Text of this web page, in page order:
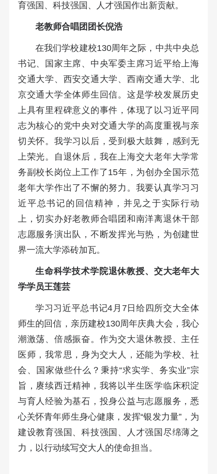
育强国、科技强国、人才强国作出新贡献。
老教师合唱团团长倪浩
在我们学校建校130周年之际，中共中央总
书记、国家主席、中央军委主席习近平给上海
交通大学、西安交通大学、西南交通大学、北
京交通大学全体师生回信。这是学校发展历史
上具有里程碑意义的事件，体现了以习近平同
志为核心的党中央对交通大学的高度重视与亲
切关怀。我学习以后，受到极大鼓舞，感到无
上荣光。自退休后，我在上海交大老年大学常
务副校长岗位上工作了15年，为创办全国示范
老年大学作出了不懈的努力。我要认真学习习
近平总书记的回信精神，并见之于实际行动
上，切实办好老教师合唱团和南洋离退休干部
志愿服务演出队，不断发挥光与热，为创建世
界一流大学添砖加瓦。
生命科学技术学院退休教授、交大老年大
学学员王莲芸
学习习近平总书记4月7日给四所交大全体
师生的回信，亲历建校130周年庆典大会，我心
潮激荡、倍感振奋。作为交大退休教授、主任
医师，我常思，身为交大人，还能为学校、社
会、国家做些什么？秉持“求实学、务实业”宗
旨，赓续西迁精神，我将以半生医学临床积淀
与育人经验为基石，投身公益与志愿服务，悉
心关怀青年师生身心健康，发挥“银发力量”，为
建设教育强国、科技强国、人才强国尽绵薄之
力，以行动续写交大人的使命担当。